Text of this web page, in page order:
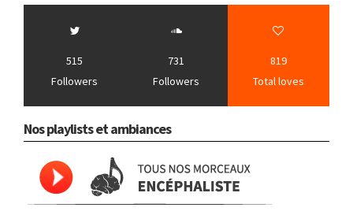
515
Followers
731
Followers
819
Total loves
Nos playlists et ambiances